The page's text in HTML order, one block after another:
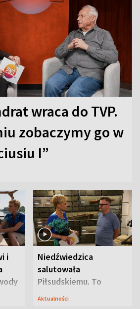
wraca do TVP.
zobaczymy go w
I”
i
Niedźwiedzica
salutowała
Piłsudskiemu. To
niejedyna tajemnica
Aktualności